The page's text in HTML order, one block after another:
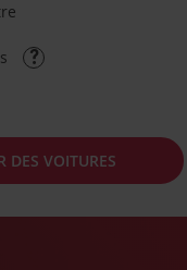
DES VOITURES